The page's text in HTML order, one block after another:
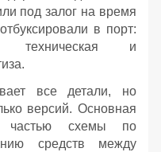
под залог на время
в порт:
и
все детали, но
версий. Основная
схемы по
средств между